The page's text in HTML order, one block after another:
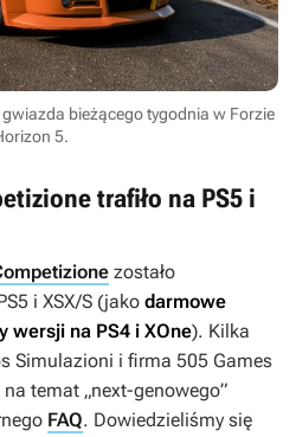
bieżącego tygodnia w Forzie
5.
trafiło na PS5 i
zostało
i XSX/S (jako darmowe
wersji na PS4 i XOne). Kilka
Simulazioni i firma 505 Games
temat „next-genowego”
FAQ. Dowiedzieliśmy się